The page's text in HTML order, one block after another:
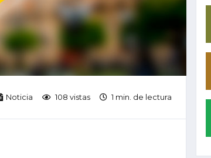
Noticia 108 vistas 1 min. de lectura